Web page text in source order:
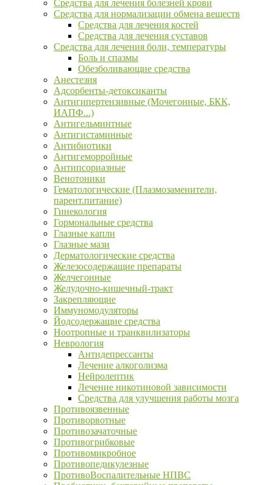
Средства для лечения болезней крови
Средства для нормализации обмена веществ
Средства для лечения костей
Средства для лечения суставов
Средства для лечения боли, температуры
Боль и спазмы
Обезболивающие средства
Анестезия
Адсорбенты-детоксиканты
Антигипертензивные (Мочегонные, БКК,
ИАПФ...)
Антигельминтные
Антигистаминные
Антибиотики
Антигеморройные
Антипсориазные
Венотоники
Гематологические (Плазмозаменители,
парент.питание)
Гинекология
Гормональные средства
Глазные капли
Глазные мази
Дерматологические средства
Железосодержащие препараты
Желчегонные
Желудочно-кишечный-тракт
Закрепляющие
Иммуномодуляторы
Йодсодержащие средства
Ноотропные и транквилизаторы
Неврология
Антидепрессанты
Лечение алкоголизма
Нейролептик
Лечение никотиновой зависимости
Средства для улучшения работы мозга
Противоязвенные
Противорвотные
Противозачаточные
Противогрибковые
Противомикробное
Противопедикулезные
ПротивоВоспалительные НПВС